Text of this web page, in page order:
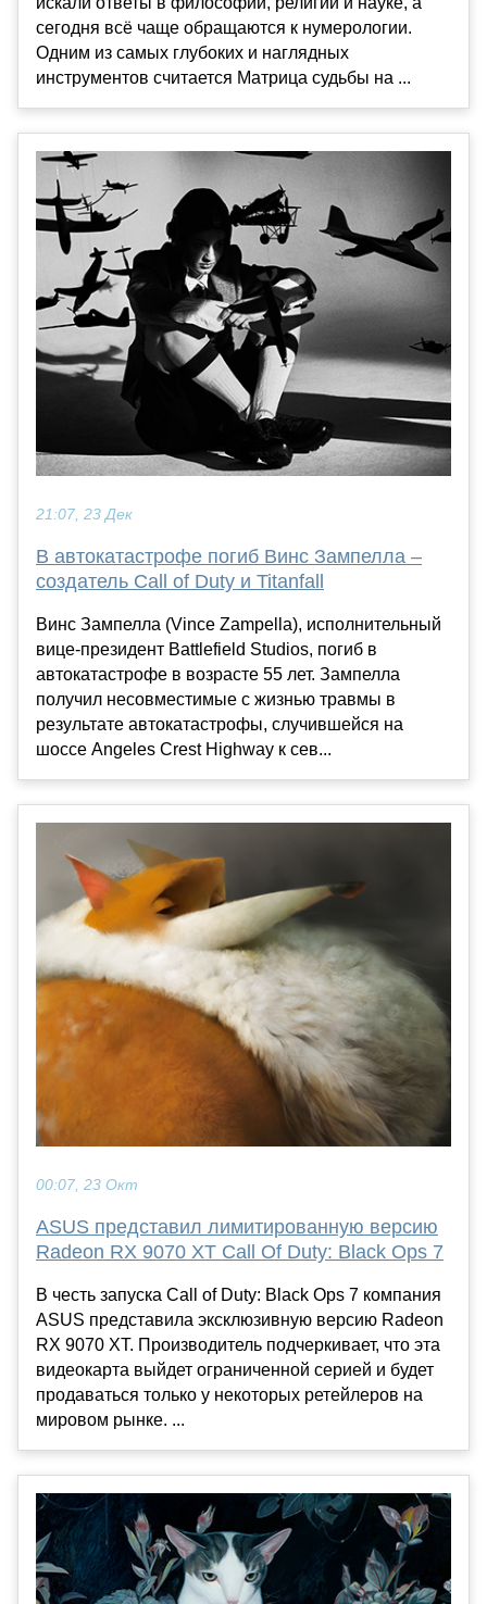
сегодня всё чаще обращаются к нумерологии.
Одним из самых глубоких и наглядных
инструментов считается Матрица судьбы на ...
21:07, 23 Дек
В автокатастрофе погиб Винс Зампелла –
создатель Call of Duty и Titanfall
Винс Зампелла (Vince Zampella), исполнительный
вице-президент Battlefield Studios, погиб в
автокатастрофе в возрасте 55 лет. Зампелла
получил несовместимые с жизнью травмы в
результате автокатастрофы, случившейся на
шоссе Angeles Crest Highway к сев...
00:07, 23 Окт
ASUS представил лимитированную версию
Radeon RX 9070 XT Call Of Duty: Black Ops 7
В честь запуска Call of Duty: Black Ops 7 компания
ASUS представила эксклюзивную версию Radeon
RX 9070 XT. Производитель подчеркивает, что эта
видеокарта выйдет ограниченной серией и будет
продаваться только у некоторых ретейлеров на
мировом рынке. ...